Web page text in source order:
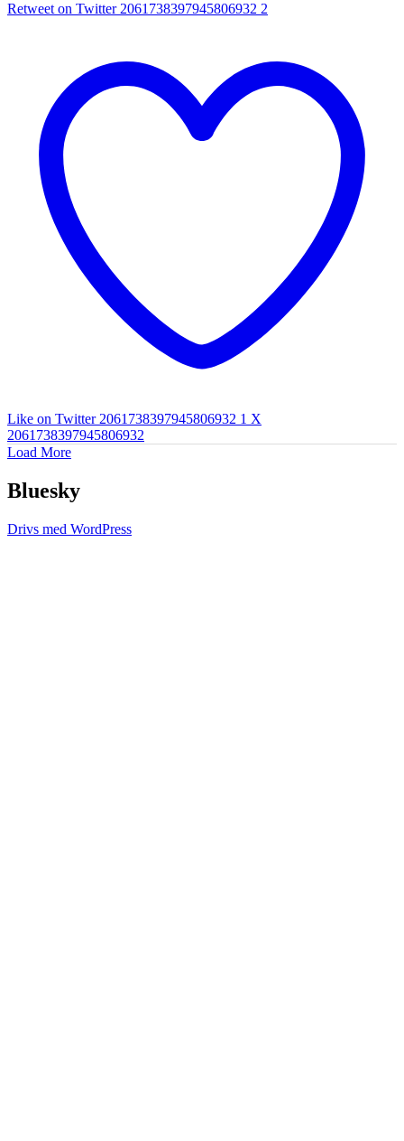
Retweet on Twitter 2061738397945806932 2
Like on Twitter 2061738397945806932 1 X
2061738397945806932
Load More
Bluesky
Drivs med WordPress